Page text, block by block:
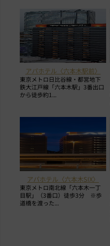
アパホテル〈六本木駅前〉
東京メトロ日比谷線・都営地下
鉄大江戸線「六本木駅」3番出口
から徒歩約1...
アパホテル〈六本木SIX〉
東京メトロ南北線「六本木一丁
目駅」（3番口）徒歩3分 ※歩
道橋を渡った...